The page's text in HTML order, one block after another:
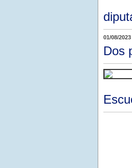
01/08/2023
Dos